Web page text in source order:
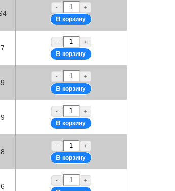
- +
- +
- +
- +
- +
- +